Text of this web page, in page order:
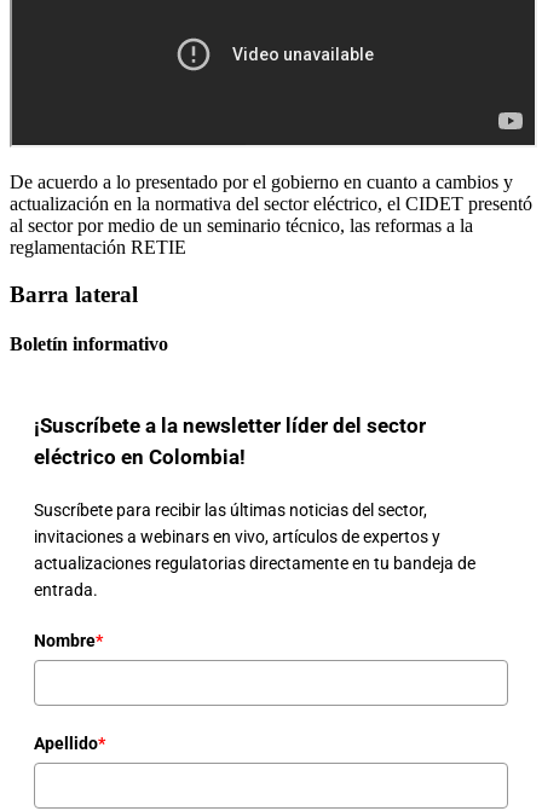
De acuerdo a lo presentado por el gobierno en cuanto a cambios y
actualización en la normativa del sector eléctrico, el CIDET presentó
al sector por medio de un seminario técnico, las reformas a la
reglamentación RETIE
Barra lateral
Boletín informativo
¡Suscríbete a la newsletter líder del sector
eléctrico en Colombia!
Suscríbete para recibir las últimas noticias del sector,
invitaciones a webinars en vivo, artículos de expertos y
actualizaciones regulatorias directamente en tu bandeja de
entrada.
Nombre*
Apellido*